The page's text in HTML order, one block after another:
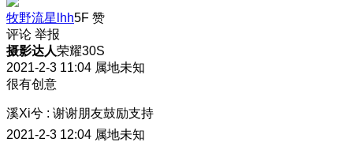
牧野流星lhh5F 赞
评论 举报
摄影达人荣耀30S
2021-2-3 11:04 属地未知
很有创意
溪Xi兮 : 谢谢朋友鼓励支持
2021-2-3 12:04 属地未知